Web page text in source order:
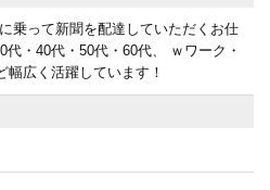
乗って新聞を配達していただくお仕
・40代・50代・60代、 ｗワーク・
幅広く活躍しています！